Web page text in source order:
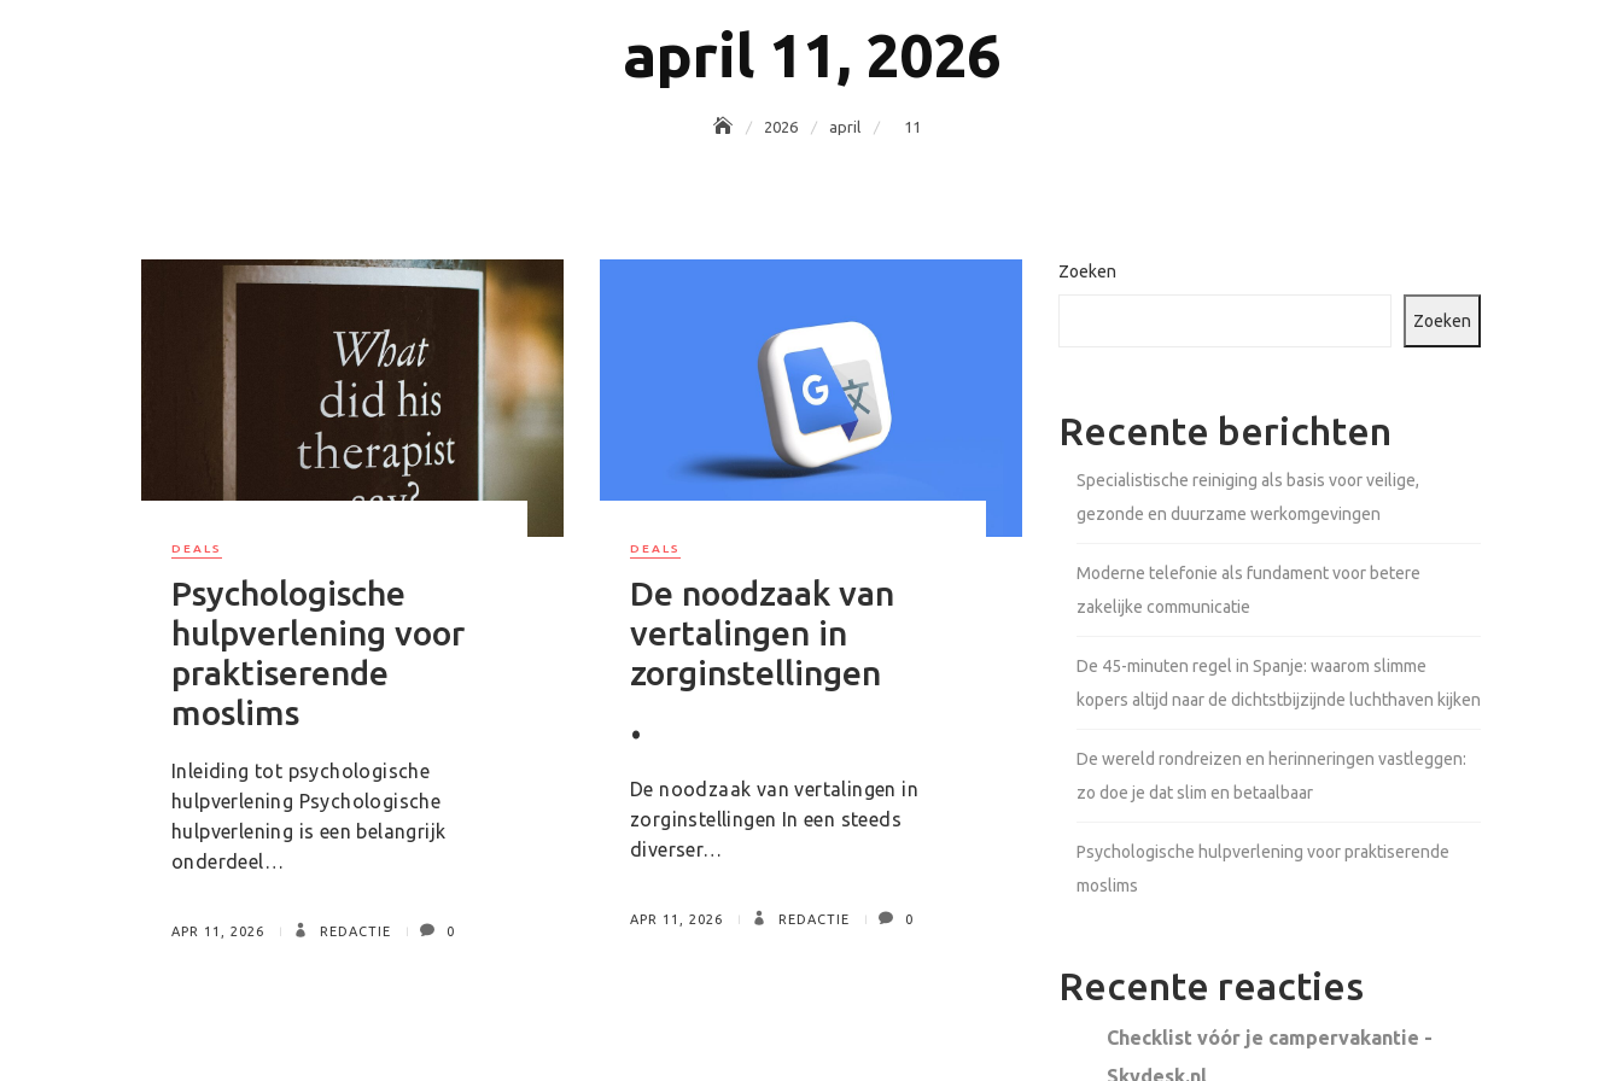
april 11, 2026
2026 april 11
DEALS
Psychologische
hulpverlening voor
praktiserende
moslims
Inleiding tot psychologische
hulpverlening Psychologische
hulpverlening is een belangrijk
onderdeel…
APR 11, 2026 REDACTIE 0
DEALS
De noodzaak van
vertalingen in
zorginstellingen
.
De noodzaak van vertalingen in
zorginstellingen In een steeds
diverser…
APR 11, 2026 REDACTIE 0
Zoeken
Zoeken
Recente berichten
Specialistische reiniging als basis voor veilige,
gezonde en duurzame werkomgevingen
Moderne telefonie als fundament voor betere
zakelijke communicatie
De 45-minuten regel in Spanje: waarom slimme
kopers altijd naar de dichtstbijzijnde luchthaven kijken
De wereld rondreizen en herinneringen vastleggen:
zo doe je dat slim en betaalbaar
Psychologische hulpverlening voor praktiserende
moslims
Recente reacties
Checklist vóór je campervakantie -
Skydesk.nl